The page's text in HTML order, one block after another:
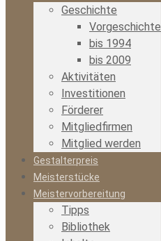
Geschichte
Vorgeschichte
bis 1994
bis 2009
Aktivitäten
Investitionen
Förderer
Mitgliedfirmen
Mitglied werden
Gestalterpreis
Meisterstücke
Meistervorbereitung
Tipps
Bibliothek